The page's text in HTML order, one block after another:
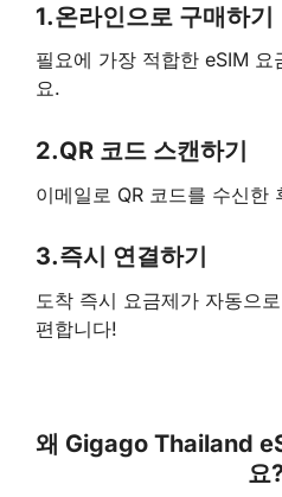
1.온라인으로 구매하기
필요에 가장 적합한 eSIM 요
요.
2.QR 코드 스캔하기
이메일로 QR 코드를 수신한
3.즉시 연결하기
도착 즉시 요금제가 자동으
편합니다!
왜 Gigago Thailand
요